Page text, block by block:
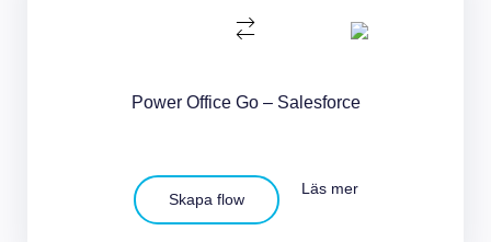
Power Office Go – Salesforce
Skapa flow
Läs mer